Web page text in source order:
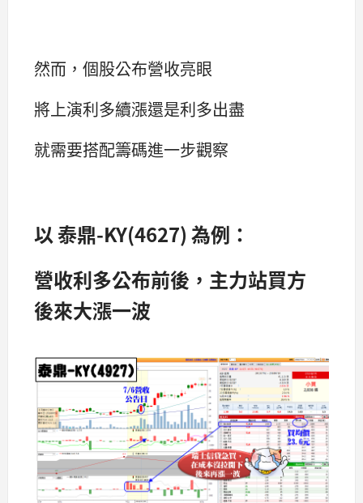
然而，個股公布營收亮眼
將上演利多續漲還是利多出盡
就需要搭配籌碼進一步觀察
以 泰鼎-KY(4627) 為例：
營收利多公布前後，主力站買方
後來大漲一波